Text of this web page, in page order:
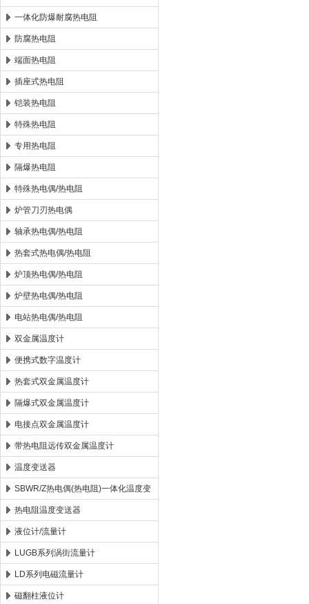
一体化防爆耐腐热电阻
防腐热电阻
端面热电阻
插座式热电阻
铠装热电阻
特殊热电阻
专用热电阻
隔爆热电阻
特殊热电偶/热电阻
炉管刀刃热电偶
轴承热电偶/热电阻
热套式热电偶/热电阻
炉顶热电偶/热电阻
炉壁热电偶/热电阻
电站热电偶/热电阻
双金属温度计
便携式数字温度计
热套式双金属温度计
隔爆式双金属温度计
电接点双金属温度计
带热电阻远传双金属温度计
温度变送器
SBWR/Z热电偶(热电阻)一体化温度变
送器
热电阻温度变送器
液位计/流量计
LUGB系列涡街流量计
LD系列电磁流量计
磁翻柱液位计